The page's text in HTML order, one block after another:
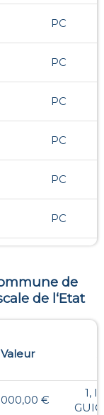
PC
PC
PC
PC
PC
PC
de
de l‘Etat
Valeur
000,00 €
1,